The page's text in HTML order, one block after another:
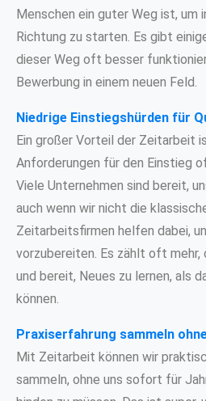
Menschen ein guter Weg ist, um
Richtung zu starten. Es gibt
dieser Weg oft besser
Bewerbung in einem neuen Feld.
Niedrige Einstiegshürden für
Ein großer Vorteil der Zeitarbeit
Anforderungen für den Einstieg
Viele Unternehmen sind bereit,
auch wenn wir nicht die
Zeitarbeitsfirmen helfen dabei,
vorzubereiten. Es zählt oft mehr,
und bereit, Neues zu lernen, als
können.
Praxiserfahrung sammeln
Mit Zeitarbeit können wir
sammeln, ohne uns sofort für